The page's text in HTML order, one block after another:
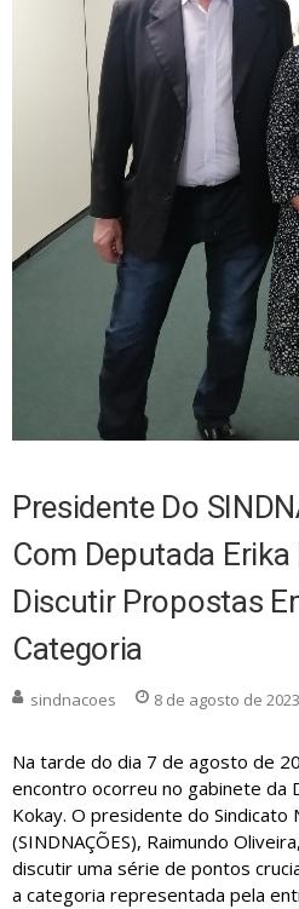
Presidente Do
Com Deputada Erika
Discutir Propostas
Categoria
sindnacoes 8 de agosto de 2023
Na tarde do dia 7 de agosto de
encontro ocorreu no gabinete da
Kokay. O presidente do Sindicato
(SINDNAÇÕES), Raimundo
discutir uma série de pontos
a categoria representada pela